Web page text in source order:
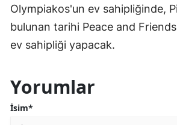
Olympiakos'un ev sahipliğinde,
bulunan tarihi Peace and
ev sahipliği yapacak.
Yorumlar
İsim*